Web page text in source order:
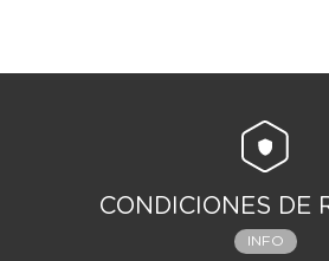
CONDICIONES DE
INFO